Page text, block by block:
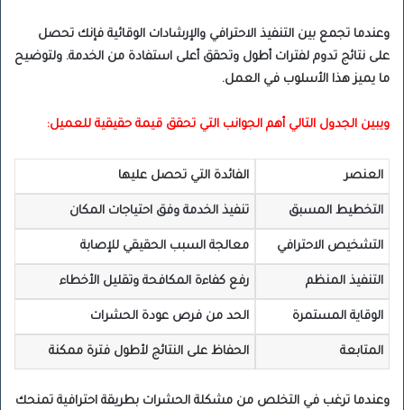
وعندما تجمع بين التنفيذ الاحترافي والإرشادات الوقائية فإنك تحصل
على نتائج تدوم لفترات أطول وتحقق أعلى استفادة من الخدمة. ولتوضيح
ما يميز هذا الأسلوب في العمل.
ويبين الجدول التالي أهم الجوانب التي تحقق قيمة حقيقية للعميل:
العنصر الفائدة التي تحصل عليها
التخطيط المسبق تنفيذ الخدمة وفق احتياجات المكان
التشخيص الاحترافي معالجة السبب الحقيقي للإصابة
التنفيذ المنظم رفع كفاءة المكافحة وتقليل الأخطاء
الوقاية المستمرة الحد من فرص عودة الحشرات
المتابعة الحفاظ على النتائج لأطول فترة ممكنة
وعندما ترغب في التخلص من مشكلة الحشرات بطريقة احترافية تمنحك